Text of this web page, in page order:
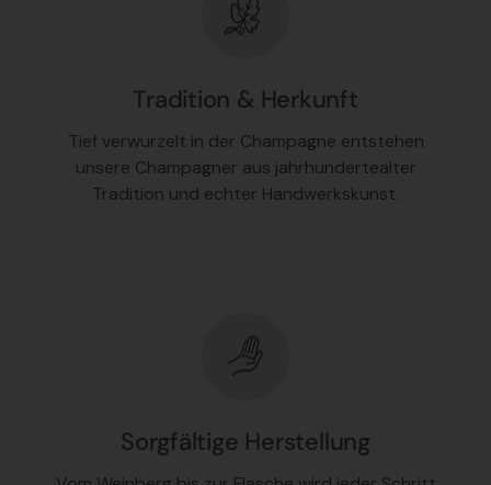
Tradition & Herkunft
Tief verwurzelt in der Champagne entstehen
unsere Champagner aus jahrhundertealter
Tradition und echter Handwerkskunst.
Sorgfältige Herstellung